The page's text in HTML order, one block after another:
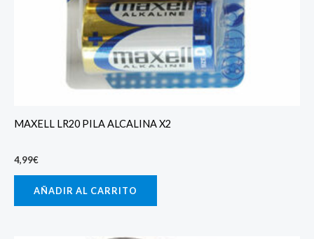
MAXELL LR20 PILA ALCALINA X2
4,99€
AÑADIR AL CARRITO